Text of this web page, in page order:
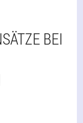
BEI